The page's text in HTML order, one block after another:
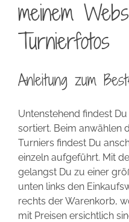
meinem
Turnierfotos
Anleitung zum
Untenstehend findest
sortiert. Beim anwählen
Turniers findest Du
einzeln aufgeführt. Mit
gelangst Du zu einer
unten links den
rechts der Warenkorb,
mit Preisen ersichtlich